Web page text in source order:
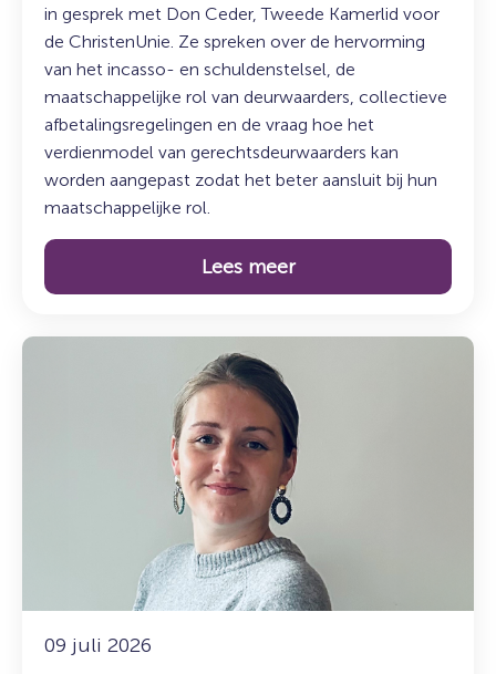
in gesprek met Don Ceder, Tweede Kamerlid voor
de ChristenUnie. Ze spreken over de hervorming
van het incasso- en schuldenstelsel, de
maatschappelijke rol van deurwaarders, collectieve
afbetalingsregelingen en de vraag hoe het
verdienmodel van gerechtsdeurwaarders kan
worden aangepast zodat het beter aansluit bij hun
maatschappelijke rol.
Lees meer
09 juli 2026
Lees